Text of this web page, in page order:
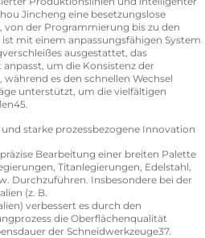
Jincheng eine besetzungslose
von der Programmierung bis zu den
mit einem anpassungsfähigen System
ausgestattet, das
um die Konsistenz der
es den schnellen Wechsel
unterstützt, um die vielfältigen
starke prozessbezogene Innovation
Bearbeitung einer breiten Palette
Titanlegierungen, Edelstahl,
Durchzuführen. Insbesondere bei der
(z. B.
verbessert es durch den
die Oberflächenqualität
der Schneidwerkzeuge37.